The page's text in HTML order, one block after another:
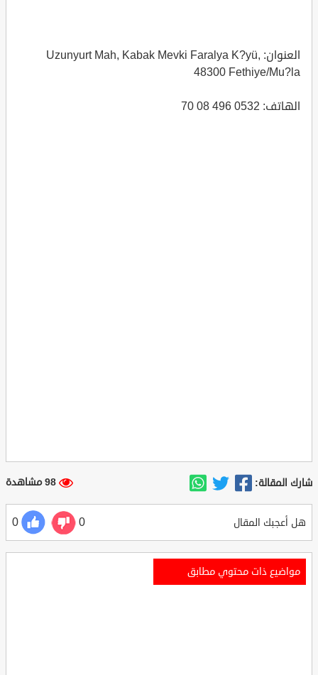
العنوان: Uzunyurt Mah, Kabak Mevki Faralya K?yü,
48300 Fethiye/Mu?la
الهاتف: 0532 496 08 70
شارك المقالة: 98 مشاهدة
هل أعجبك المقال 0
0
مواضيع ذات محتوي مطابق